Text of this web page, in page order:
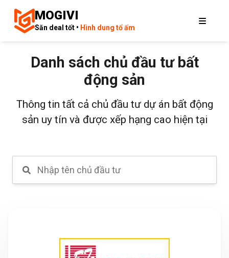
MOGIVI
Săn deal tốt • Hình dung tổ ấm
Danh sách chủ đầu tư bất
động sản
Thông tin tất cả chủ đầu tư dự án bất động
sản uy tín và được xếp hạng cao hiện tại